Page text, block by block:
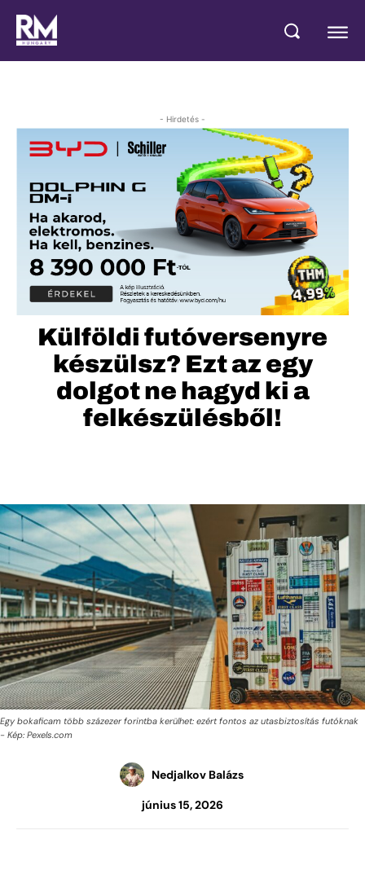
- Hirdetés -
Külföldi futóversenyre
készülsz? Ezt az egy
dolgot ne hagyd ki a
felkészülésből!
Egy bokaficam több százezer forintba kerülhet: ezért fontos az utasbiztosítás futóknak
- Kép: Pexels.com
Nedjalkov Balázs
június 15, 2026